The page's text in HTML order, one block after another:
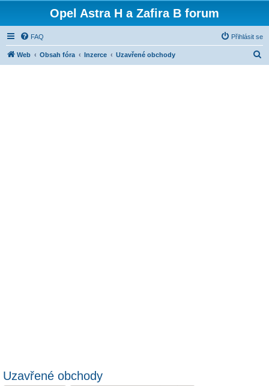
Opel Astra H a Zafira B forum
FAQ Přihlásit se
Web Obsah fóra Inzerce Uzavřené obchody
Uzavřené obchody